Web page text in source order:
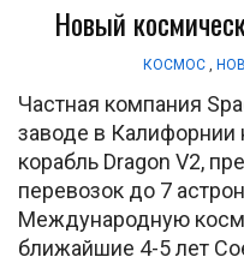
Новый
КОСМОС ,
Частная компания
заводе в
корабль Dragon V2,
перевозок до 7
Международную
ближайшие 4-5 лет